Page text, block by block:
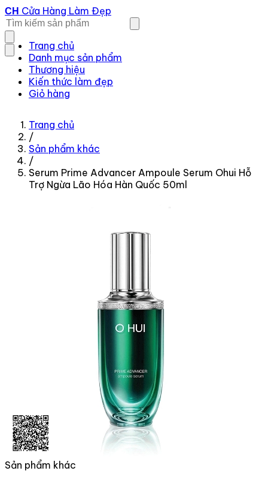
CH Cửa Hàng Làm Đẹp
Trang chủ
Danh mục sản phẩm
Thương hiệu
Kiến thức làm đẹp
Giỏ hàng
Trang chủ
/
Sản phẩm khác
/
Serum Prime Advancer Ampoule Serum Ohui Hỗ
Trợ Ngừa Lão Hóa Hàn Quốc 50ml
Sản phẩm khác